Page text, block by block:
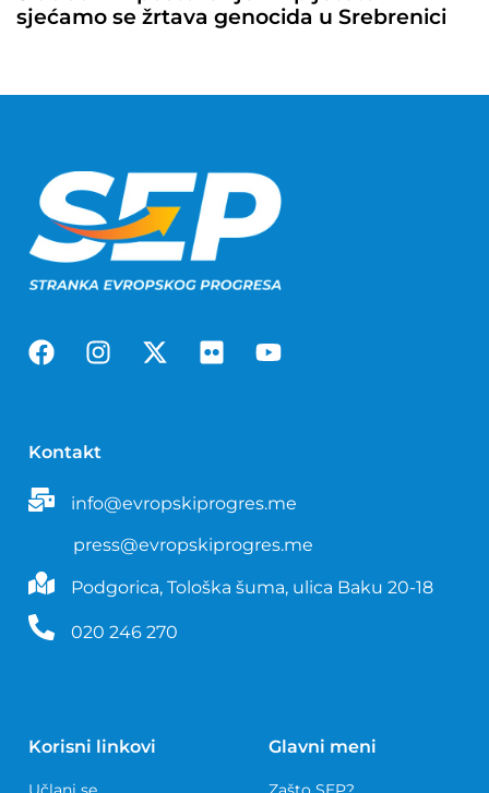
sjećamo se žrtava genocida u Srebrenici
Kontakt
info@evropskiprogres.me
press@evropskiprogres.me
Podgorica, Tološka šuma, ulica Baku 20-18
020 246 270
Korisni linkovi Glavni meni